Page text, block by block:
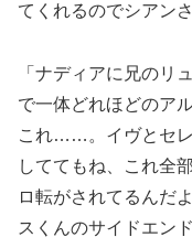
てくれるのでシアン
「ナディアに兄のリ
で一体どれほどのア
これ……。イヴとセ
しててもね、これ全
ロ転がされてるんだ
スくんのサイドエン